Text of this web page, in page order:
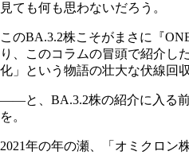
見ても何も思わないだろう。
このBA.3.2株こそがまさに『
り、このコラムの冒頭で紹介し
化」という物語の壮大な伏線回
――と、BA.3.2株の紹介に入る
を。
2021年の年の瀬、「オミクロン